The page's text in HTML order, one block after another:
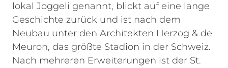
lokal Joggeli genannt, blickt auf eine lange
Geschichte zurück und ist nach dem
Neubau unter den Architekten Herzog & de
Meuron, das größte Stadion in der Schweiz.
Nach mehreren Erweiterungen ist der St.